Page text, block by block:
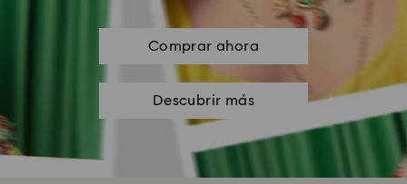
Comprar ahora
Descubrir más